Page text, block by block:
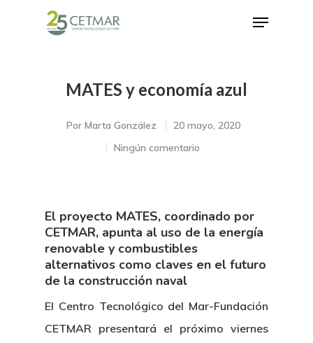
Hit enter to search or ESC to close
MATES y economía azul
Por Marta González
20 mayo, 2020
Ningún comentario
El proyecto MATES, coordinado por
CETMAR, apunta al uso de la energía
renovable y combustibles
alternativos como claves en el futuro
de la construcción naval
El Centro Tecnológico del Mar-Fundación
CETMAR presentará el próximo viernes